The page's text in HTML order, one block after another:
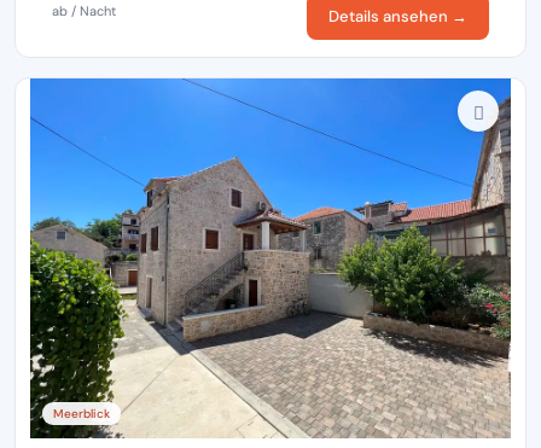
ab / Nacht Details ansehen →
Meerblick